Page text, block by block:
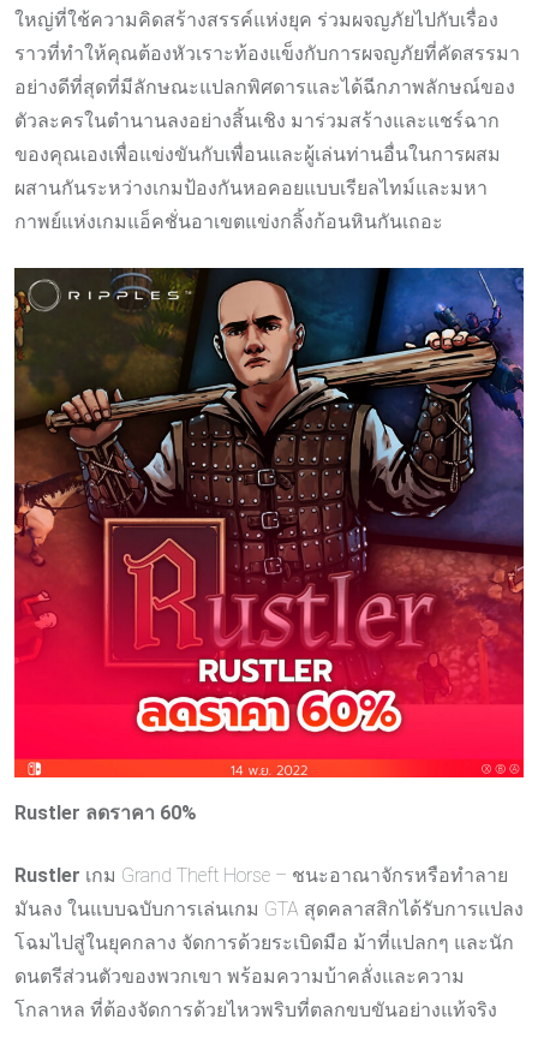
ใหญ่ที่ใช้ความคิดสร้างสรรค์แห่งยุค ร่วมผจญภัยไปกับเรื่อง
ราวที่ทำให้คุณต้องหัวเราะท้องแข็งกับการผจญภัยที่คัดสรรมา
อย่างดีที่สุดที่มีลักษณะแปลกพิศดารและได้ฉีกภาพลักษณ์ของ
ตัวละครในตำนานลงอย่างสิ้นเชิง มาร่วมสร้างและแชร์ฉาก
ของคุณเองเพื่อแข่งขันกับเพื่อนและผู้เล่นท่านอื่นในการผสม
ผสานกันระหว่างเกมป้องกันหอคอยแบบเรียลไทม์และมหา
กาพย์แห่งเกมแอ็คชั่นอาเขตแข่งกลิ้งก้อนหินกันเถอะ
Rustler ลดราคา 60%
Rustler เกม Grand Theft Horse – ชนะอาณาจักรหรือทำลาย
มันลง ในแบบฉบับการเล่นเกม GTA สุดคลาสสิกได้รับการแปลง
โฉมไปสู่ในยุคกลาง จัดการด้วยระเบิดมือ ม้าที่แปลกๆ และนัก
ดนตรีส่วนตัวของพวกเขา พร้อมความบ้าคลั่งและความ
โกลาหล ที่ต้องจัดการด้วยไหวพริบที่ตลกขบขันอย่างแท้จริง